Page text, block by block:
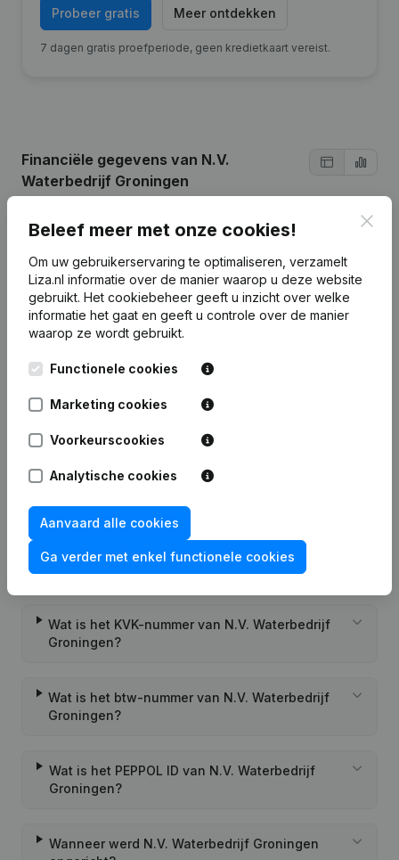
Probeer gratis Meer ontdekken
7 dagen gratis proefperiode, geen kredietkaart vereist.
Financiële gegevens van N.V.
Waterbedrijf Groningen
2024 2023
Winst/Verlies €1.322.000 €1.594.000
Omzet € 80.328.000 € 73.107.000 € 64.119.000
Eigen
vermogen
€128.599.000
Personeel
Veelgestelde vragen
Wat is het KVK-nummer van N.V. Waterbedrijf
Groningen?
Wat is het btw-nummer van N.V. Waterbedrijf
Groningen?
Wat is het PEPPOL ID van N.V. Waterbedrijf
Groningen?
Wanneer werd N.V. Waterbedrijf Groningen
Beleef meer met onze cookies!
Om uw gebruikerservaring te optimaliseren, verzamelt
Liza.nl informatie over de manier waarop u deze website
gebruikt. Het cookiebeheer geeft u inzicht over welke
informatie het gaat en geeft u controle over de manier
waarop ze wordt gebruikt.
Functionele cookies
Marketing cookies
Voorkeurscookies
Analytische cookies
Aanvaard alle cookies
Ga verder met enkel functionele cookies